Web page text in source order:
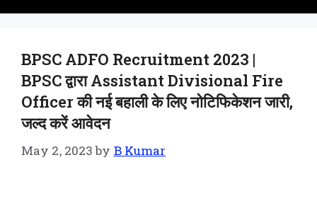
BPSC ADFO Recruitment 2023 |
BPSC द्वारा Assistant Divisional Fire
Officer की नई बहाली के लिए नोटिफिकेशन जारी,
जल्द करें आवेदन
May 2, 2023 by B Kumar